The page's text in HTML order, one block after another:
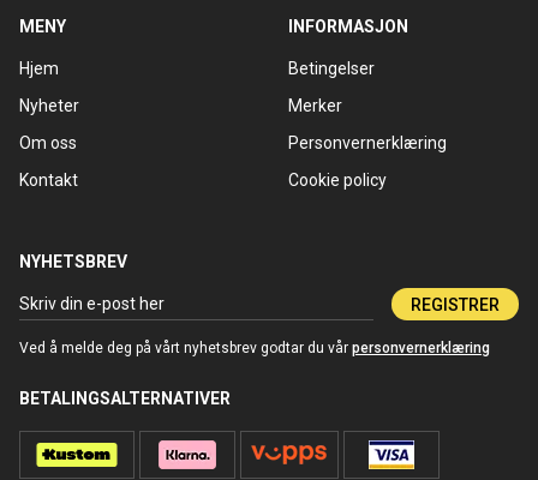
MENY
Hjem
Nyheter
Om oss
Kontakt
INFORMASJON
Betingelser
Merker
Personvernerklæring
Cookie policy
NYHETSBREV
REGISTRER
Ved å melde deg på vårt nyhetsbrev godtar du vår personvernerklæring
BETALINGSALTERNATIVER